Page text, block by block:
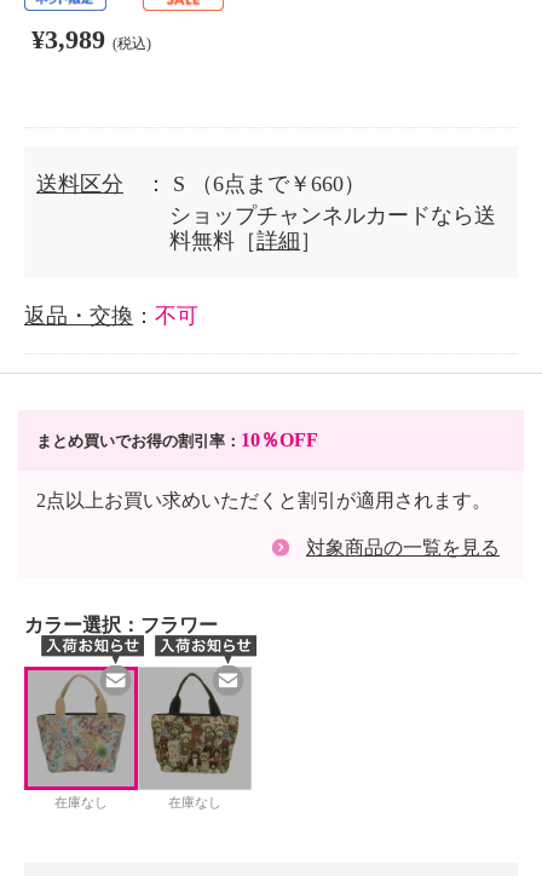
¥3,989 (税込)
送料区分 ： S
（6点まで￥660）
ショップチャンネルカードなら送
料無料［詳細 ］
返品・交換 ： 不可
まとめ買いでお得の割引率： 10％OFF
2点以上お買い求めいただくと割引が適用されます。
対象商品の一覧を見る
カラー選択： フラワー
在庫なし 在庫なし